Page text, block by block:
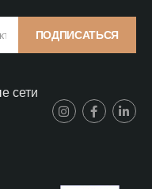
ПОДПИСАТЬСЯ
сети